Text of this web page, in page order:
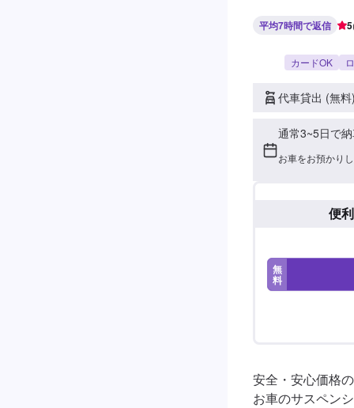
平均7時間で返信 5
カードOK
代車貸出 (無
通常3~5日で
お車をお預かり
便
無
料
安全・安心価格
お車のサスペン